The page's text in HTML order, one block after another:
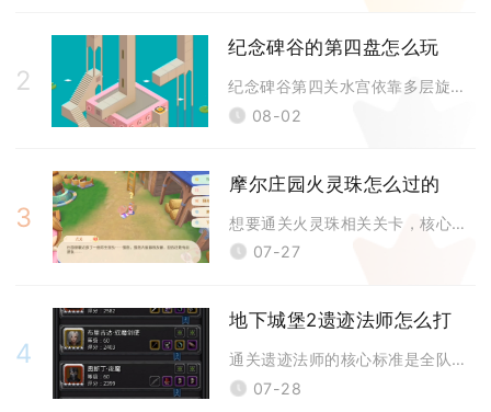
2
纪念碑谷的第四盘怎么玩
纪念碑谷第四关水宫依靠多层旋转机关、视觉错位通路与橙色按钮联动推进，按
08-02
3
摩尔庄园火灵珠怎么过的
想要通关火灵珠相关关卡，核心流程为先完成黑森林毛毛怪部落的前置交互领取
07-27
4
地下城堡2遗迹法师怎么打
通关遗迹法师的核心标准是全队堆叠500点以上全抗性，搭配祭祀+烈枪+双
07-28